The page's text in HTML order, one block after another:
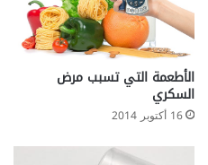
الأطعمة التي تسبب مرض
السكري
16 أكتوبر 2014